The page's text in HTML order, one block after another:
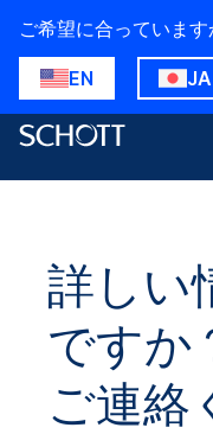
ご希望に合っています
EN JA
詳しい
ですか
ご連絡